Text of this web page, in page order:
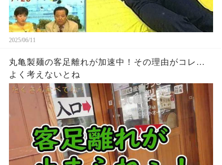
2025/06/11
丸亀製麺の客足離れが加速中！その理由がコレ…
よく考えないとね